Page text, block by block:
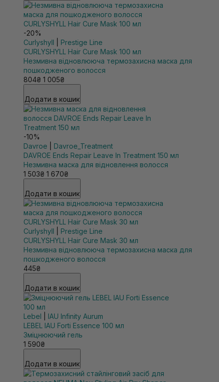
-20%
Curlyshyll
Prestige Line
CURLYSHYLL Hair Cure Mask 100 мл
Незмивна відновлююча термозахисна маска для
пошкодженого волосся
804₴ 1 005₴
Додати в кошик
-10%
Davroe
Davroe_Treatment
DAVROE Ends Repair Leave In Treatment 150 мл
Незмивна маска для відновлення волосся
1 503₴ 1 670₴
Додати в кошик
Curlyshyll
Prestige Line
CURLYSHYLL Hair Cure Mask 30 мл
Незмивна відновлююча термозахисна маска для
пошкодженого волосся
445₴
Додати в кошик
Lebel
IAU Infinity Aurum
LEBEL IAU Forti Essence 100 мл
Зміцнюючий гель
1 590₴
Додати в кошик